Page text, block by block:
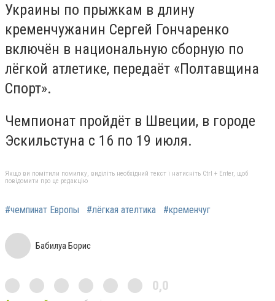
Украины по прыжкам в длину
кременчужанин Сергей Гончаренко
включён в национальную сборную по
лёгкой атлетике, передаёт «Полтавщина
Спорт».
Чемпионат пройдёт в Швеции, в городе
Эскильстуна с 16 по 19 июля.
Якщо ви помітили помилку, виділіть необхідний текст і натисніть Ctrl + Enter, щоб
повідомити про це редакцію
#чемпинат Европы #лёгкая ателтика #кременчуг
Бабилуа Борис
0,0